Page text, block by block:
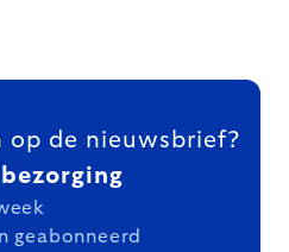
op de nieuwsbrief?
geabonneerd